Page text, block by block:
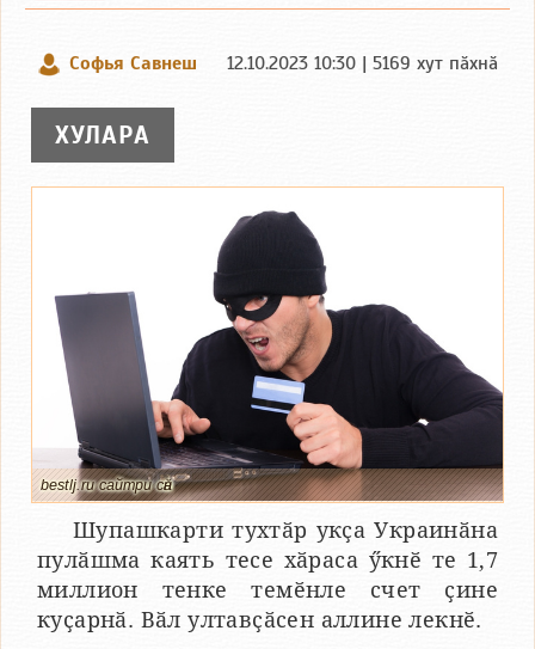
Софья Савнеш 12.10.2023 10:30 | 5169 хут пӑхнӑ
ХУЛАРА
bestlj.ru сайтри сӑн
Шупашкарти тухтӑр укҫа Украинӑна
пулӑшма каять тесе хӑраса ӳкнӗ те 1,7
миллион тенке темӗнле счет ҫине
куҫарнӑ. Вӑл ултавҫӑсен аллине лекнӗ.